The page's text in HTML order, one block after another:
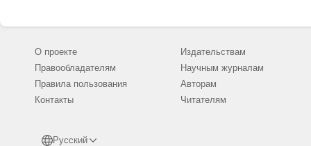
О проекте
Правообладателям
Правила пользования
Контакты
Русский
Издательствам
Научным журналам
Авторам
Читателям